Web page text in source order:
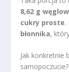
8,62 g
cukry proste.
błonnika,
Jak konkretnie
samopoczucie?